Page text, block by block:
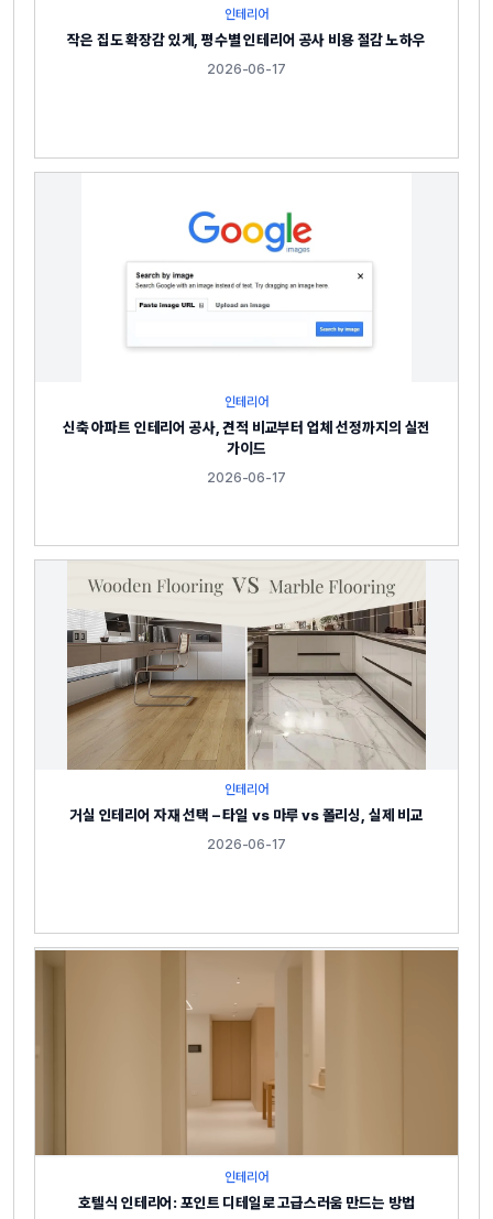
인테리어
작은 집도 확장감 있게, 평수별 인테리어 공사 비용 절감 노하우
2026-06-17
인테리어
신축 아파트 인테리어 공사, 견적 비교부터 업체 선정까지의 실전
가이드
2026-06-17
인테리어
거실 인테리어 자재 선택 – 타일 vs 마루 vs 폴리싱, 실제 비교
2026-06-17
인테리어
호텔식 인테리어: 포인트 디테일로 고급스러움 만드는 방법